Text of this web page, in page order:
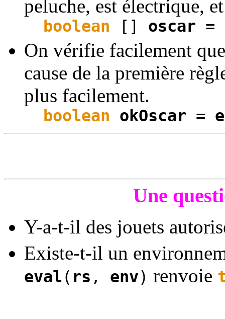
peluche, est électrique,
boolean [] oscar
On vérifie facilement
cause de la première
plus facilement.
boolean okOscar =
Une
Y-a-t-il des jouets
Existe-t-il un
eval( rs , env) renvoie